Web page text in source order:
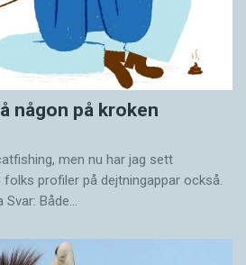
någon på kroken
men nu har jag sett
profiler på dejtningappar också.
Både…